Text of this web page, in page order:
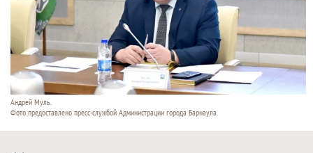
Андрей Муль.
Фото предоставлено пресс-службой Администрации города Барнаула.